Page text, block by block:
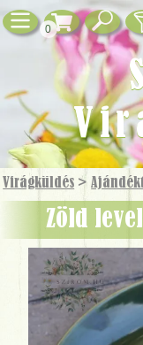
0
Virágküldés >
zöld